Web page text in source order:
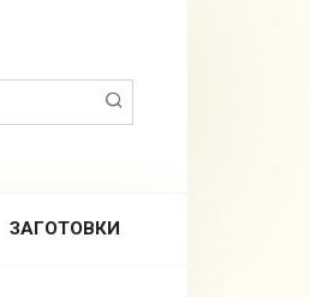
ЗАГОТОВКИ